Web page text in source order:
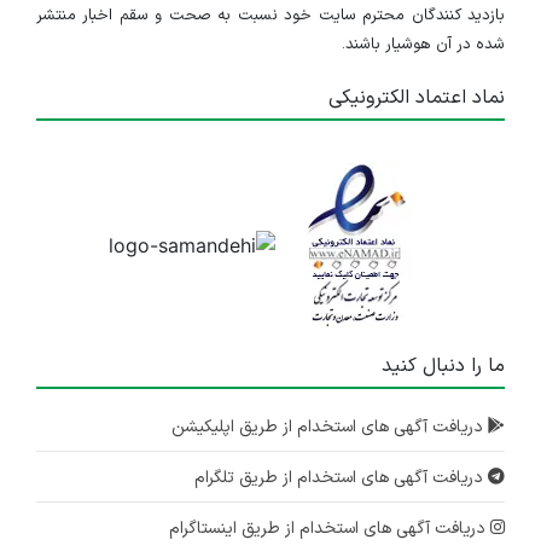
بازدید کنندگان محترم سایت خود نسبت به صحت و سقم اخبار منتشر
شده در آن هوشیار باشند.
نماد اعتماد الکترونیکی
ما را دنبال کنید
دریافت آگهی های استخدام از طریق اپلیکیشن
دریافت آگهی های استخدام از طریق تلگرام
دریافت آگهی های استخدام از طریق اینستاگرام